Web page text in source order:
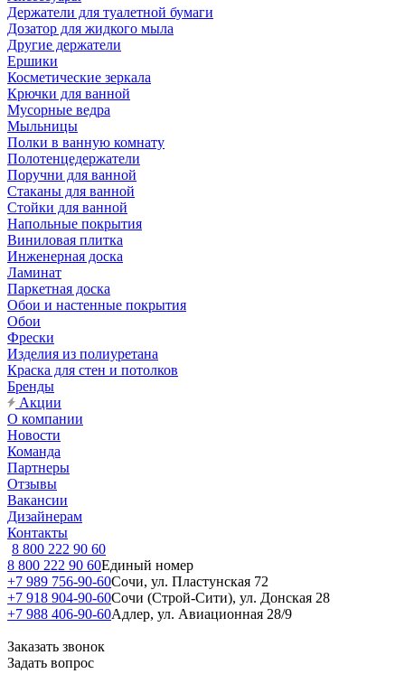
Держатели для туалетной бумаги
Дозатор для жидкого мыла
Другие держатели
Ершики
Косметические зеркала
Крючки для ванной
Мусорные ведра
Мыльницы
Полки в ванную комнату
Полотенцедержатели
Поручни для ванной
Стаканы для ванной
Стойки для ванной
Напольные покрытия
Виниловая плитка
Инженерная доска
Ламинат
Паркетная доска
Обои и настенные покрытия
Обои
Фрески
Изделия из полиуретана
Краска для стен и потолков
Бренды
Акции
О компании
Новости
Команда
Партнеры
Отзывы
Вакансии
Дизайнерам
Контакты
8 800 222 90 60
8 800 222 90 60Единый номер
+7 989 756-90-60Сочи, ул. Пластунская 72
+7 918 904-90-60Сочи (Строй-Сити), ул. Донская 28
+7 988 406-90-60Адлер, ул. Авиационная 28/9
Заказать звонок
Задать вопрос